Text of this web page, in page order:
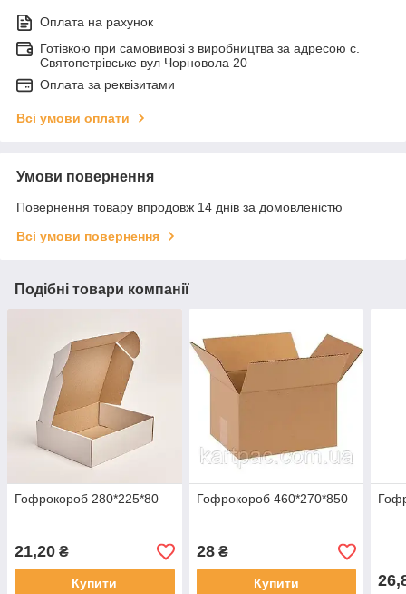
Оплата на рахунок
Готівкою при самовивозі з виробництва за адресою с.
Святопетрівське вул Чорновола 20
Оплата за реквізитами
Всі умови оплати
Умови повернення
Повернення товару впродовж 14 днів за домовленістю
Всі умови повернення
Подібні товари компанії
Гофрокороб 280*225*80
21,20 ₴
Купити
Гофрокороб 460*270*850
28₴
Купити